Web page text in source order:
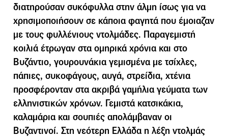
διατηρούσαν συκόφυλλα στην άλµη ίσως για να
χρησιµοποιήσουν σε κάποια φαγητά που έµοιαζαν
µε τους φυλλένιους ντολµάδες. Παραγεµιστή
κοιλιά έτρωγαν στα οµηρικά χρόνια και στο
Βυζάντιο, γουρουνάκια γεµισµένα µε τσίχλες,
πάπιες, συκοφάγους, αυγά, στρείδια, χτένια
προσφέρονταν στα ακριβά γαµήλια γεύµατα των
ελληνιστικών χρόνων. Γεµιστά κατσικάκια,
καλαµάρια και σουπιές απολάµβαναν οι
Βυζαντινοί. Στη νεότερη Ελλάδα η λέξη ντολµάς